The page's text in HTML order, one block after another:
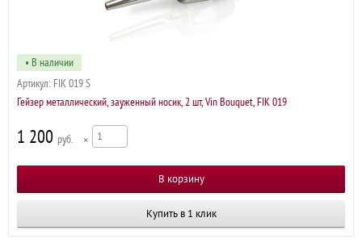
• В наличии
Артикул: FIK 019 S
Гейзер металлический, зауженный носик, 2 шт, Vin Bouquet, FIK 019
1 200 р ×
Купить в 1 клик